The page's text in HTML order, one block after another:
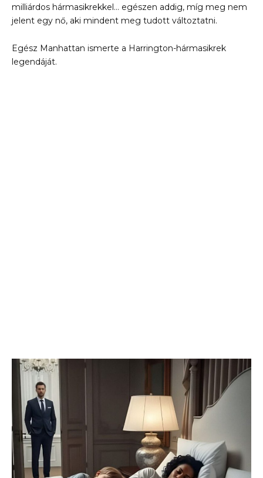
milliárdos hármasikrekkel… egészen addig, míg meg nem
jelent egy nő, aki mindent meg tudott változtatni.
Egész Manhattan ismerte a Harrington-hármasikrek
legendáját.